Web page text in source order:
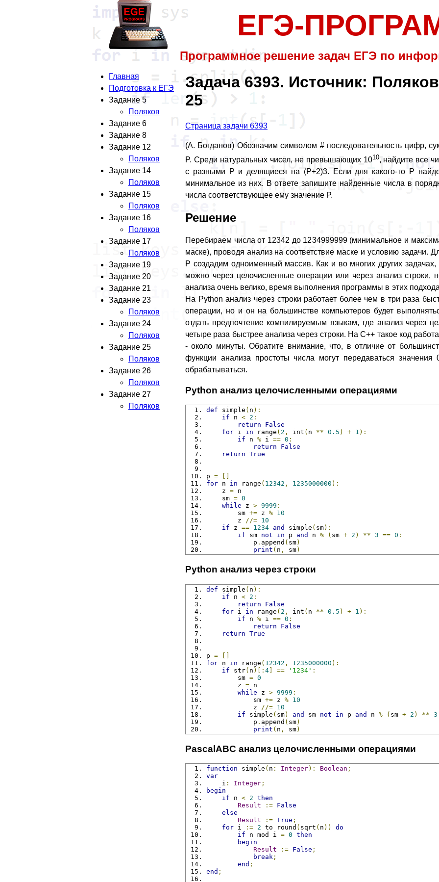
ЕГЭ-
Программное решение задач ЕГЭ по
Главная
Подготовка к ЕГЭ
Задание 5
Поляков
Задание 6
Задание 8
Задание 12
Поляков
Задание 14
Поляков
Задание 15
Поляков
Задание 16
Поляков
Задание 17
Поляков
Задание 19
Задание 20
Задание 21
Задание 23
Поляков
Задание 24
Поляков
Задание 25
Поляков
Задание 26
Поляков
Задание 27
Поляков
Задача 6393. Источник:
25
Страница задачи 6393
(А. Богданов) Обозначим символом # последовательность цифр,
P. Среди натуральных чисел, не превышающих 1010, найдите все
с разными P и делящиеся на (P+2)3. Если для какого-то P
минимальное из них. В ответе запишите найденные числа в
числа соответствующее ему значение P.
Решение
Перебираем числа от 12342 до 1234999999 (минимальное и
маске), проводя анализ на соответствие маске и условию задачи.
P создадим одноименный массив. Как и во многих других задачах,
можно через целочисленные операции или через анализ строки,
анализа очень велико, время выполнения программы в этих
На Python анализ через строки работает более чем в три раза
операции, но и он на большинстве компьютеров будет
отдать предпочтение компилируемым языкам, где анализ через
четыре раза быстрее анализа через строки. На C++ такое код
- около минуты. Обратите внимание, что, в отличие от
функции анализа простоты числа могут передаваться
обрабатываться.
Python анализ целочисленными операциями
def simple ( n ):
if n < 2 :
return
False
for i in range ( 2 , int ( n ** 0.5 ) + 1 ):
if n % i == 0 :
return
False
return True
p =
for n in range ( 12342 , 1235000000 ):
    z
= n
    sm
= 0
while z > 9999 :
        sm
+= z % 10
        z
//= 10
if z == 1234 and simple ( sm):
if sm not in p and n % ( sm + 2 ) ** 3 == 0 :
            p
. append ( sm)
print ( n , sm)
Python анализ через строки
def simple ( n ):
if n < 2 :
return
False
for i in range ( 2 , int ( n ** 0.5 ) + 1 ):
if n % i == 0 :
return
False
return True
p =
for n in range ( 12342 , 1235000000 ):
if str( n )[: 4 == '1234' :
        sm
= 0
        z
= n
while z > 9999 :
            sm
+= z % 10
            z
//= 10
if simple ( sm) and sm not in p and n % ( sm + 2 ) ** 3
            p
. append ( sm)
print ( n , sm)
PascalABC анализ целочисленными операциями
function simple ( n : Integer): Boolean ;
var
    i
: Integer ;
begin
if n < 2 then
Result
:= False
else
Result
:= True ;
for i := 2 to round ( sqrt ( n ))
do
if n mod i = 0 then
begin
Result
:= False ;
break ;
end ;
end ;